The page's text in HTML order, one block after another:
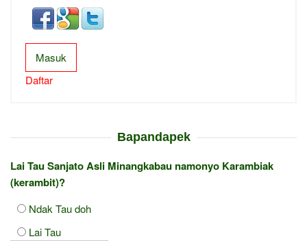
Masuk
Daftar
Bapandapek
Lai Tau Sanjato Asli Minangkabau namonyo Karambiak
(kerambit)?
Ndak Tau doh
Lai Tau